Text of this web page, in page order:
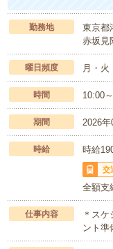
勤務地
東京都
赤坂見
曜日頻度 月・
時間 10:00
期間 2026
時給 時給
交
全額支
仕事内容
＊ス
ント